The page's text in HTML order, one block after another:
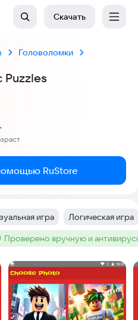
Скачать
Головоломки
Puzzles
RuStore
игра Тег :
Логическая игра
:Проверено вручную и